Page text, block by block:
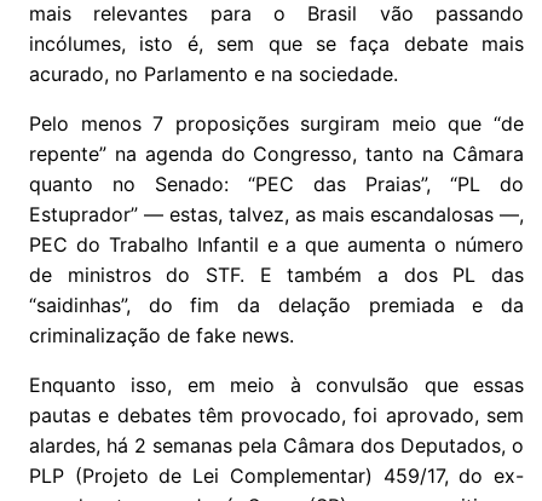
mais relevantes para o Brasil vão passando
incólumes, isto é, sem que se faça debate mais
acurado, no Parlamento e na sociedade.
Pelo menos 7 proposições surgiram meio que “de
repente” na agenda do Congresso, tanto na Câmara
quanto no Senado: “PEC das Praias”, “PL do
Estuprador” — estas, talvez, as mais escandalosas —,
PEC do Trabalho Infantil e a que aumenta o número
de ministros do STF. E também a dos PL das
“saidinhas”, do fim da delação premiada e da
criminalização de fake news.
Enquanto isso, em meio à convulsão que essas
pautas e debates têm provocado, foi aprovado, sem
alardes, há 2 semanas pela Câmara dos Deputados, o
PLP (Projeto de Lei Complementar) 459/17, do ex-